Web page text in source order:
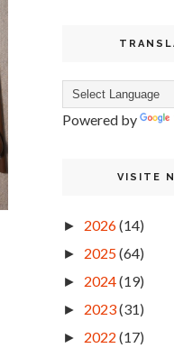
Powered by
VISITE
► 2026(14)
► 2025(64)
► 2024(19)
► 2023(31)
► 2022 (17)